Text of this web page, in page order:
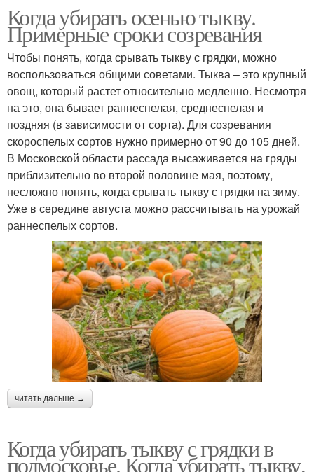
Когда убирать осенью тыкву.
Примерные сроки созревания
Чтобы понять, когда срывать тыкву с грядки, можно
воспользоваться общими советами. Тыква – это крупный
овощ, который растет относительно медленно. Несмотря
на это, она бывает раннеспелая, среднеспелая и
поздняя (в зависимости от сорта). Для созревания
скороспелых сортов нужно примерно от 90 до 105 дней.
В Московской области рассада высаживается на гряды
приблизительно во второй половине мая, поэтому,
несложно понять, когда срывать тыкву с грядки на зиму.
Уже в середине августа можно рассчитывать на урожай
раннеспелых сортов.
читать дальше →
Когда убирать тыкву с грядки в
подмосковье. Когда убирать тыкву,